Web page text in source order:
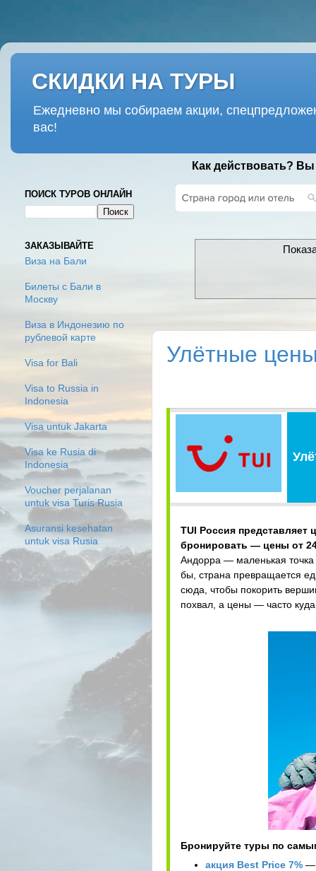
СКИДКИ НА ТУРЫ
Ежедневно мы собираем акции,
вас!
Как действовать?
Улётные
TUI Россия
бронировать — цены от
Андорра — маленькая точка
бы, страна превращается
сюда, чтобы покорить
похвал, а цены — часто
Бронируйте туры по
акция Best Price 7% —
ПОИСК ТУРОВ ОНЛАЙН
ЗАКАЗЫВАЙТЕ
Виза на Бали
Билеты с Бали в
Москву
Виза в Индонезию по
рублевой карте
Visa for Bali
Visa to Russia in
Indonesia
Visa untuk Jakarta
Visa ke Rusia di
Indonesia
Voucher perjalanan
untuk visa Turis Rusia
Asuransi kesehatan
untuk visa Rusia